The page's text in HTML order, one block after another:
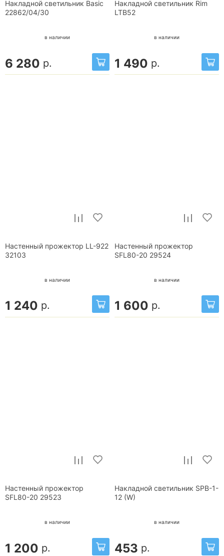
Накладной светильник Basic
22862/04/30
в наличии
6 280 р.
Накладной светильник Rim
LTB52
в наличии
1 490 р.
Настенный прожектор LL-922
32103
в наличии
1 240 р.
Настенный прожектор
SFL80-20 29524
в наличии
1 600 р.
Настенный прожектор
SFL80-20 29523
в наличии
1 200 р.
Накладной светильник SPB-1-
12 (W)
в наличии
453 р.